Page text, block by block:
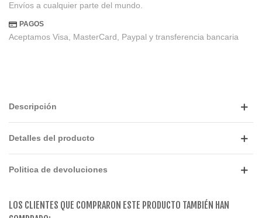
Envíos a cualquier parte del mundo.
PAGOS
Aceptamos Visa, MasterCard, Paypal y transferencia bancaria
Descripción
Detalles del producto
Politica de devoluciones
LOS CLIENTES QUE COMPRARON ESTE PRODUCTO TAMBIÉN HAN